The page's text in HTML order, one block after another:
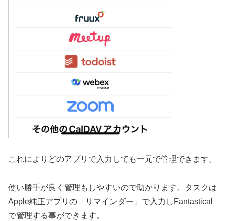
これによりどのアプリで入力しても一元で管理できます。
使い勝手が良く管理もしやすいので助かります。タスクは
Apple純正アプリの「リマインダー」で入力しFantastical
で管理する事ができます。